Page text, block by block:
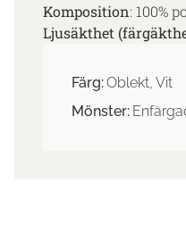
Komposition: 100%
Ljusäkthet
Färg:Oblekt, Vit
Mönster: